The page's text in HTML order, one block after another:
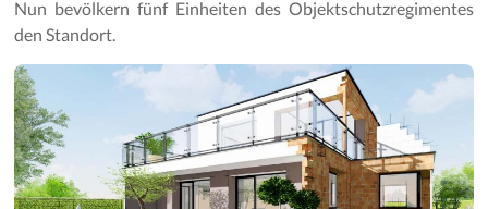
Nun bevölkern fünf Einheiten des Objektschutzregimentes
den Standort.